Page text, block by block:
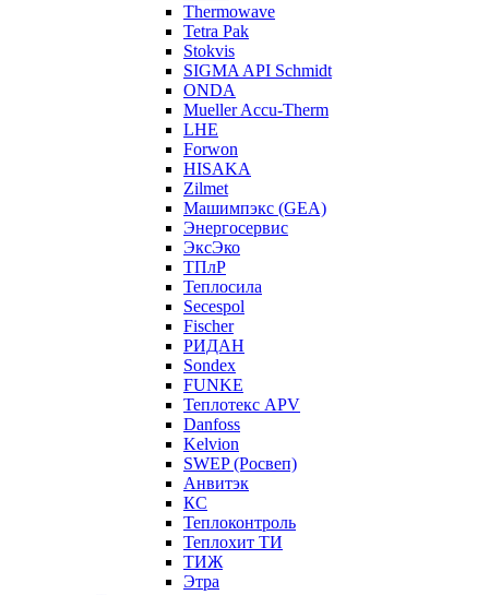
Thermowave
Tetra Pak
Stokvis
SIGMA API Schmidt
ONDA
Mueller Accu-Therm
LHE
Forwon
HISAKA
Zilmet
Машимпэкс (GEA)
Энергосервис
ЭксЭко
ТПлР
Теплосила
Secespol
Fischer
РИДАН
Sondex
FUNKE
Теплотекс APV
Danfoss
Kelvion
SWEP (Росвеп)
Анвитэк
КС
Теплоконтроль
Теплохит ТИ
ТИЖ
Этра